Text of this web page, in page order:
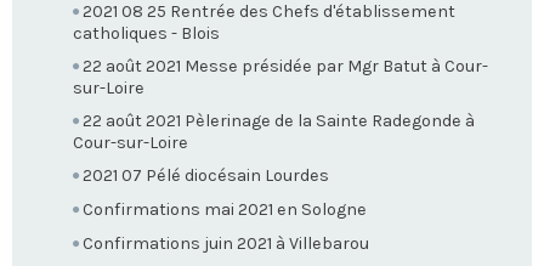
2021 08 25 Rentrée des Chefs d'établissement
catholiques - Blois
22 août 2021 Messe présidée par Mgr Batut à Cour-
sur-Loire
22 août 2021 Pèlerinage de la Sainte Radegonde à
Cour-sur-Loire
2021 07 Pélé diocésain Lourdes
Confirmations mai 2021 en Sologne
Confirmations juin 2021 à Villebarou